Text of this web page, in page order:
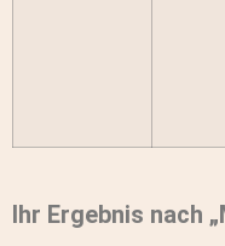
Ihr Ergebnis nach